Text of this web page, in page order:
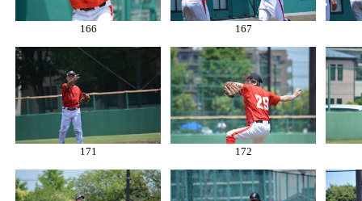
166 167
171 172